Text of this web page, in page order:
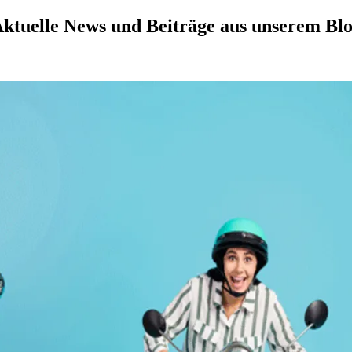
News und Beiträge aus unserem